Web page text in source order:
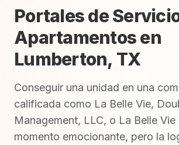
Portales de
Apartamentos en
Lumberton, TX
Conseguir una unidad en una
calificada como La Belle Vie,
Management, LLC, o La Belle Vie
momento emocionante, pero la